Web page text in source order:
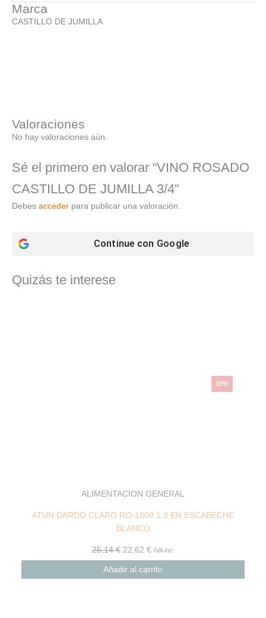
Marca
CASTILLO DE JUMILLA
Valoraciones
No hay valoraciones aún.
Sé el primero en valorar “VINO ROSADO
CASTILLO DE JUMILLA 3/4”
Debes acceder para publicar una valoración.
Continue con Google
Quizás te interese
10%
ALIMENTACION GENERAL
ATUN DARDO CLARO RO-1800 1,3 EN ESCABECHE
BLANCO
25,14€ 22,62 € IVA inc.
Añadir al carrito